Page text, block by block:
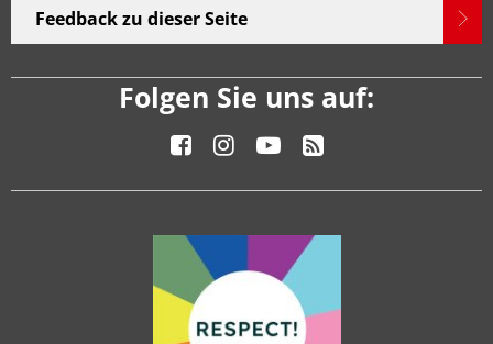
Feedback zu dieser Seite
Folgen Sie uns auf: